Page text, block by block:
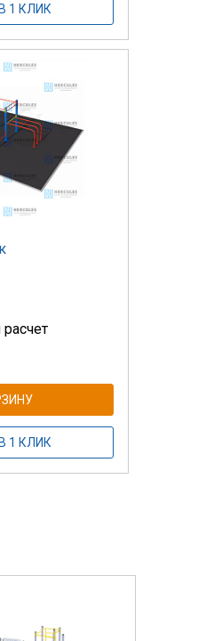
1 КЛИК
1 КЛИК